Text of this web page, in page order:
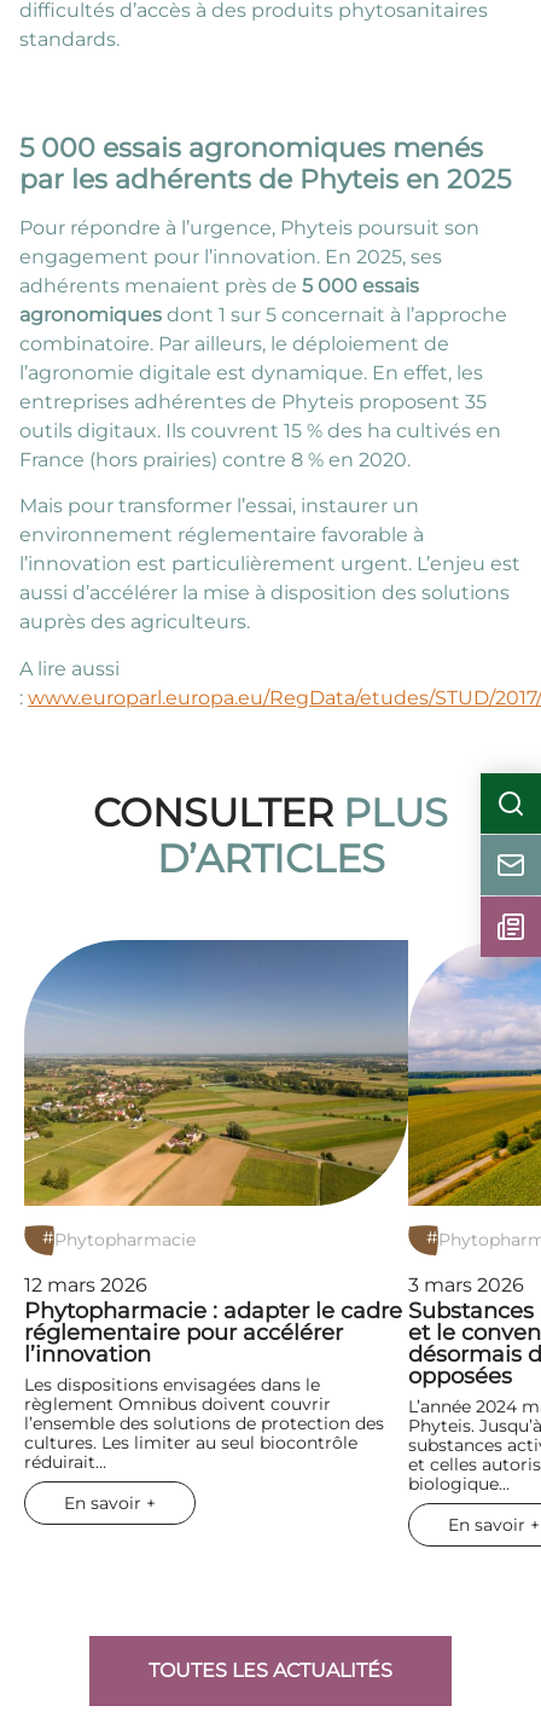
difficultés d’accès à des produits phytosanitaires
standards.
5 000 essais agronomiques menés
par les adhérents de Phyteis en 2025
Pour répondre à l’urgence, Phyteis poursuit son
engagement pour l’innovation. En 2025, ses
adhérents menaient près de 5 000 essais
agronomiques dont 1 sur 5 concernait à l’approche
combinatoire. Par ailleurs, le déploiement de
l’agronomie digitale est dynamique. En effet, les
entreprises adhérentes de Phyteis proposent 35
outils digitaux. Ils couvrent 15 % des ha cultivés en
France (hors prairies) contre 8 % en 2020.
Mais pour transformer l’essai, instaurer un
environnement réglementaire favorable à
l’innovation est particulièrement urgent. L’enjeu est
aussi d’accélérer la mise à disposition des solutions
auprès des agriculteurs.
A lire aussi
: www.europarl.europa.eu/RegData/etudes/STUD/
CONSULTER PLUS
D’ARTICLES
#Phytopharmacie
12 mars 2026
Phytopharmacie : adapter le cadre
réglementaire pour accélérer
l’innovation
Les dispositions envisagées dans le
règlement Omnibus doivent couvrir
l’ensemble des solutions de protection des
cultures. Les limiter au seul biocontrôle
réduirait…
En savoir +
#
3 mars 2026
et le
désormais
opposées
L’année 2024
Phyteis.
substances
et celles
biologique…
En savoir +
TOUTES LES ACTUALITÉS